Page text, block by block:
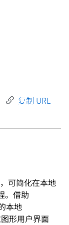
复制 URL
可简化在本地
。借助
本地
形用户界面